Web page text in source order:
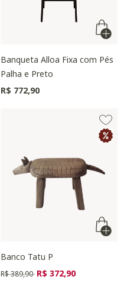
Banqueta Alloa Fixa com Pés
Palha e Preto
R$ 772,90
Banco Tatu P
Preço reduzido de
R$ 389,90 para
R$ 372,90